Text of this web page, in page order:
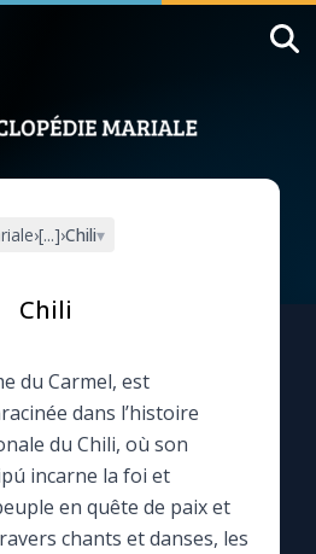
›[...]›Chili▾
Chili
du Carmel, est
dans l’histoire
du Chili, où son
incarne la foi et
en quête de paix et
chants et danses, les